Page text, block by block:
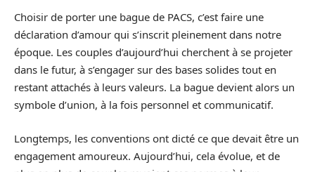
Choisir de porter une bague de PACS, c’est faire une
déclaration d’amour qui s’inscrit pleinement dans notre
époque. Les couples d’aujourd’hui cherchent à se projeter
dans le futur, à s’engager sur des bases solides tout en
restant attachés à leurs valeurs. La bague devient alors un
symbole d’union, à la fois personnel et communicatif.
Longtemps, les conventions ont dicté ce que devait être un
engagement amoureux. Aujourd’hui, cela évolue, et de